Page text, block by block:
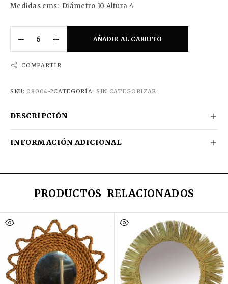
Medidas cms: Diámetro 10 Altura 4
AÑADIR AL CARRITO
COMPARTIR
SKU:08004-2CATEGORÍA: SIN CATEGORIZAR
DESCRIPCIÓN
INFORMACIÓN ADICIONAL
PRODUCTOS RELACIONADOS